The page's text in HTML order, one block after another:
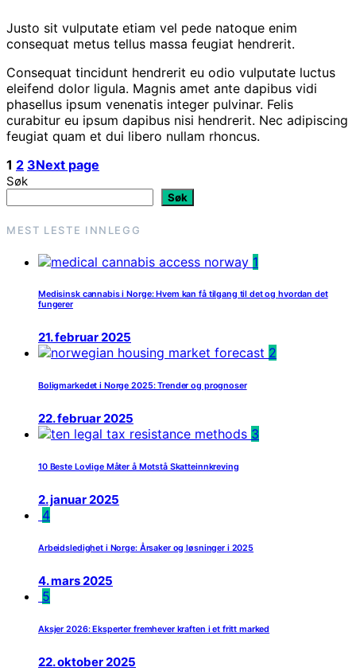
Justo sit vulputate etiam vel pede natoque enim
consequat metus tellus massa feugiat hendrerit.
Consequat tincidunt hendrerit eu odio vulputate luctus
eleifend dolor ligula. Magnis amet ante dapibus vidi
phasellus ipsum venenatis integer pulvinar. Felis
curabitur eu ipsum dapibus nisi hendrerit. Nec adipiscing
feugiat quam et dui libero nullam rhoncus.
1 2 3Next page
Søk
Søk
MEST LESTE INNLEGG
1
Medisinsk cannabis i Norge: Hvem kan få tilgang til det og hvordan det
fungerer
21. februar 2025
2
Boligmarkedet i Norge 2025: Trender og prognoser
22. februar 2025
3
10 Beste Lovlige Måter å Motstå Skatteinnkreving
2. januar 2025
4
Arbeidsledighet i Norge: Årsaker og løsninger i 2025
4. mars 2025
5
Aksjer 2026: Eksperter fremhever kraften i et fritt marked
22. oktober 2025